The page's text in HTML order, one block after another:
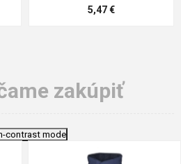
5,47 €
zakúpiť
contrast mode